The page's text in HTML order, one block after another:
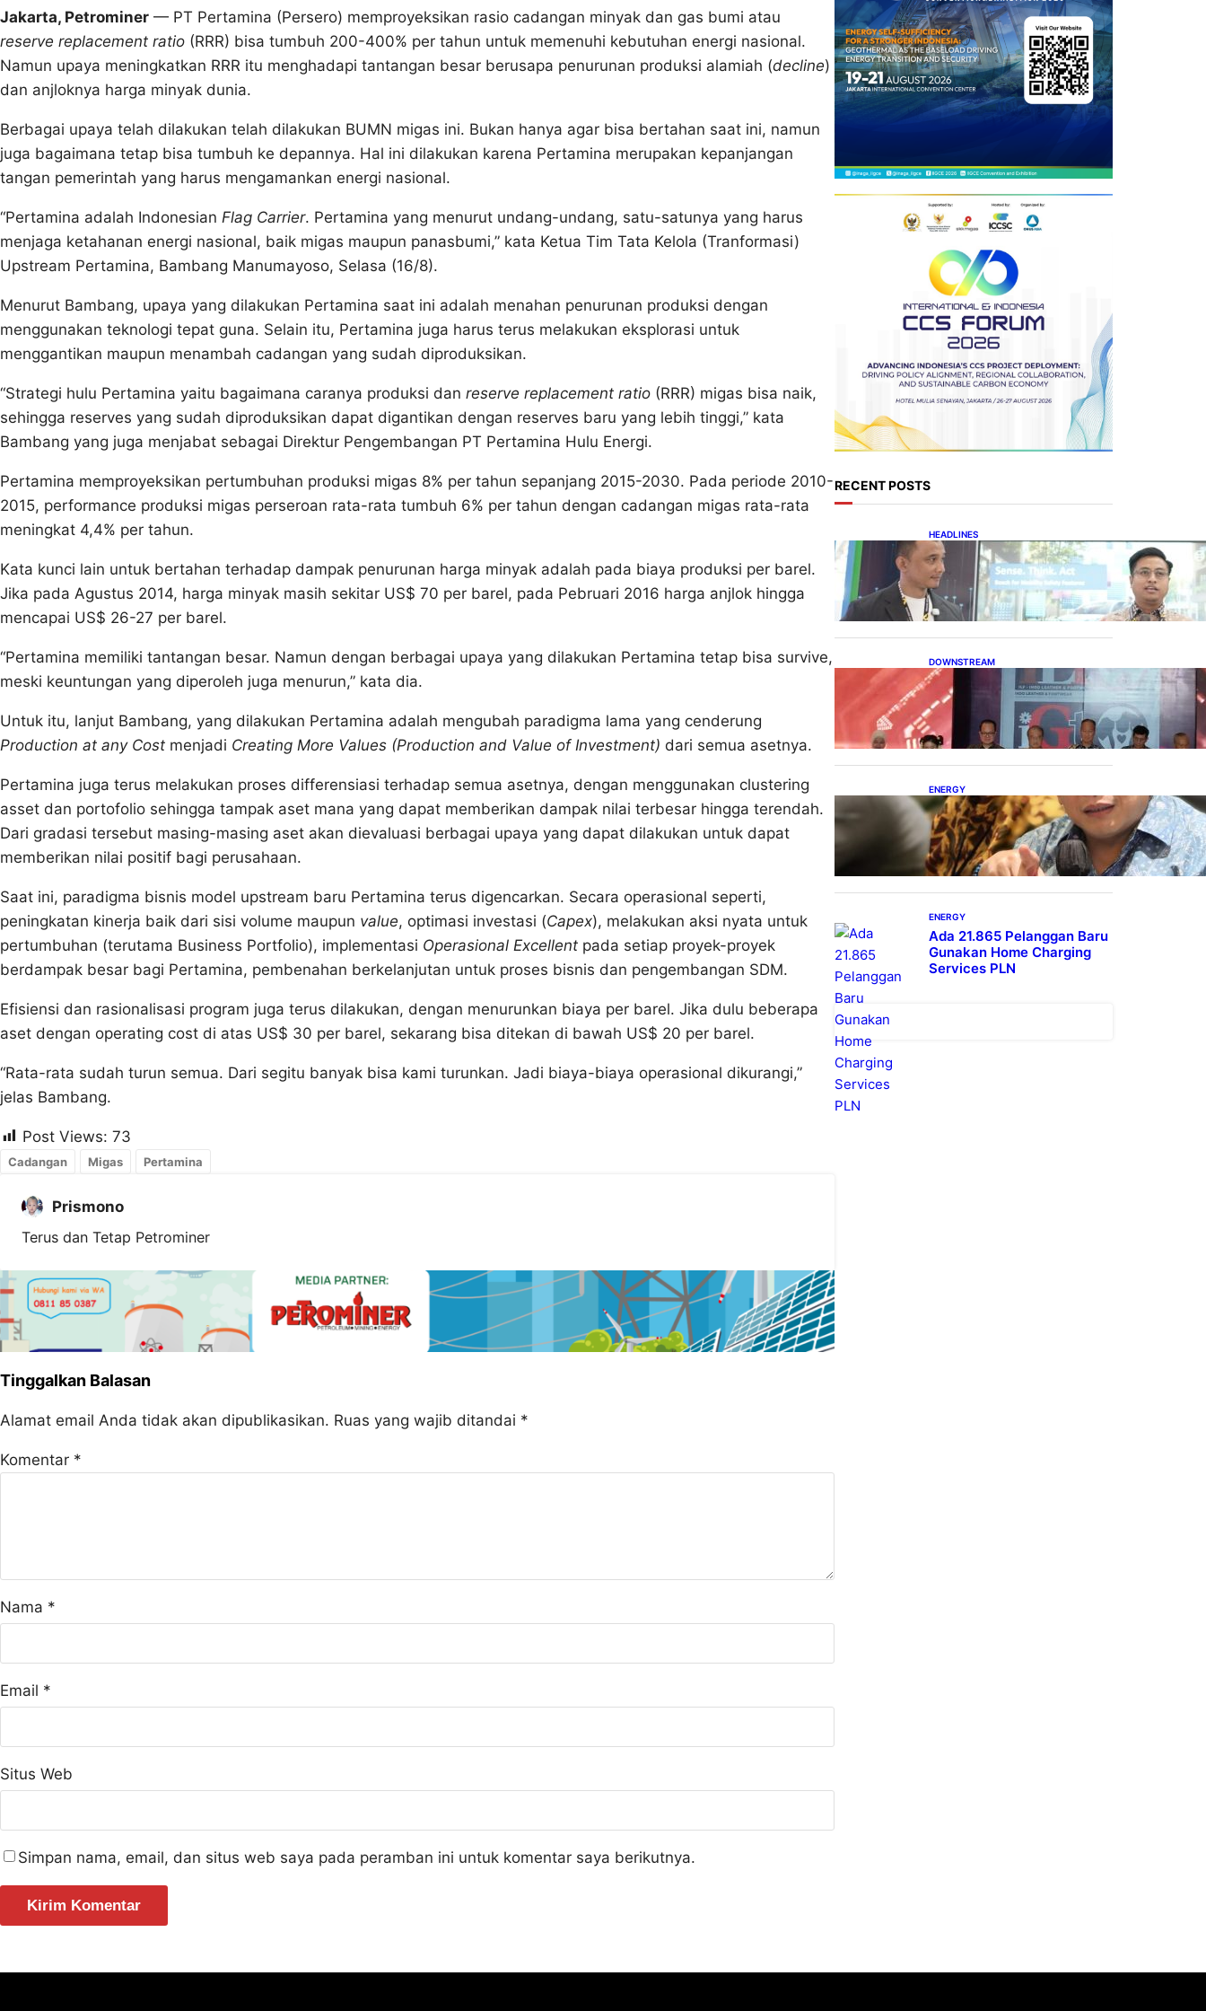
Jakarta, Petrominer — PT Pertamina (Persero) memproyeksikan rasio cadangan minyak dan gas bumi atau
reserve replacement ratio (RRR) bisa tumbuh 200-400% per tahun untuk memenuhi kebutuhan energi nasional.
Namun upaya meningkatkan RRR itu menghadapi tantangan besar berusapa penurunan produksi alamiah (decline)
dan anjloknya harga minyak dunia.
Berbagai upaya telah dilakukan telah dilakukan BUMN migas ini. Bukan hanya agar bisa bertahan saat ini, namun
juga bagaimana tetap bisa tumbuh ke depannya. Hal ini dilakukan karena Pertamina merupakan kepanjangan
tangan pemerintah yang harus mengamankan energi nasional.
“Pertamina adalah Indonesian Flag Carrier. Pertamina yang menurut undang-undang, satu-satunya yang harus
menjaga ketahanan energi nasional, baik migas maupun panasbumi,” kata Ketua Tim Tata Kelola (Tranformasi)
Upstream Pertamina, Bambang Manumayoso, Selasa (16/8).
Menurut Bambang, upaya yang dilakukan Pertamina saat ini adalah menahan penurunan produksi dengan
menggunakan teknologi tepat guna. Selain itu, Pertamina juga harus terus melakukan eksplorasi untuk
menggantikan maupun menambah cadangan yang sudah diproduksikan.
“Strategi hulu Pertamina yaitu bagaimana caranya produksi dan reserve replacement ratio (RRR) migas bisa naik,
sehingga reserves yang sudah diproduksikan dapat digantikan dengan reserves baru yang lebih tinggi,” kata
Bambang yang juga menjabat sebagai Direktur Pengembangan PT Pertamina Hulu Energi.
Pertamina memproyeksikan pertumbuhan produksi migas 8% per tahun sepanjang 2015-2030. Pada periode 2010-
2015, performance produksi migas perseroan rata-rata tumbuh 6% per tahun dengan cadangan migas rata-rata
meningkat 4,4% per tahun.
Kata kunci lain untuk bertahan terhadap dampak penurunan harga minyak adalah pada biaya produksi per barel.
Jika pada Agustus 2014, harga minyak masih sekitar US$ 70 per barel, pada Pebruari 2016 harga anjlok hingga
mencapai US$ 26-27 per barel.
“Pertamina memiliki tantangan besar. Namun dengan berbagai upaya yang dilakukan Pertamina tetap bisa survive,
meski keuntungan yang diperoleh juga menurun,” kata dia.
Untuk itu, lanjut Bambang, yang dilakukan Pertamina adalah mengubah paradigma lama yang cenderung
Production at any Cost menjadi Creating More Values (Production and Value of Investment) dari semua asetnya.
Pertamina juga terus melakukan proses differensiasi terhadap semua asetnya, dengan menggunakan clustering
asset dan portofolio sehingga tampak aset mana yang dapat memberikan dampak nilai terbesar hingga terendah.
Dari gradasi tersebut masing-masing aset akan dievaluasi berbagai upaya yang dapat dilakukan untuk dapat
memberikan nilai positif bagi perusahaan.
Saat ini, paradigma bisnis model upstream baru Pertamina terus digencarkan. Secara operasional seperti,
peningkatan kinerja baik dari sisi volume maupun value, optimasi investasi (Capex), melakukan aksi nyata untuk
pertumbuhan (terutama Business Portfolio), implementasi Operasional Excellent pada setiap proyek-proyek
berdampak besar bagi Pertamina, pembenahan berkelanjutan untuk proses bisnis dan pengembangan SDM.
Efisiensi dan rasionalisasi program juga terus dilakukan, dengan menurunkan biaya per barel. Jika dulu beberapa
aset dengan operating cost di atas US$ 30 per barel, sekarang bisa ditekan di bawah US$ 20 per barel.
“Rata-rata sudah turun semua. Dari segitu banyak bisa kami turunkan. Jadi biaya-biaya operasional dikurangi,”
jelas Bambang.
Post Views: 73
Cadangan Migas Pertamina
Prismono
Terus dan Tetap Petrominer
Tinggalkan Balasan
Alamat email Anda tidak akan dipublikasikan. Ruas yang wajib ditandai *
Komentar *
Nama *
Email *
Situs Web
Simpan nama, email, dan situs web saya pada peramban ini untuk komentar saya berikutnya.
RECENT POSTS
HEADLINES
Teknologi Keselamatan,
Penentu Baru Persaingan
Industri Otomotif
DOWNSTREAM
Terbuka, Peluang Usaha
bagi IKM Alas Kaki Lokal
ENERGY
IESR: Kepemimpinan
Terpadu jadi Kunci
Percepatan PLTS 100 GW
ENERGY
Ada 21.865 Pelanggan Baru
Gunakan Home Charging
Services PLN